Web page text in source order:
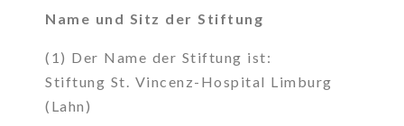
Name und Sitz der Stiftung
(1) Der Name der Stiftung ist:
Stiftung St. Vincenz-Hospital Limburg
(Lahn)